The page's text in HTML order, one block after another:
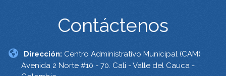
Contáctenos
Dirección: Centro Administrativo Municipal (CAM)
Avenida 2 Norte #10 - 70. Cali - Valle del Cauca -